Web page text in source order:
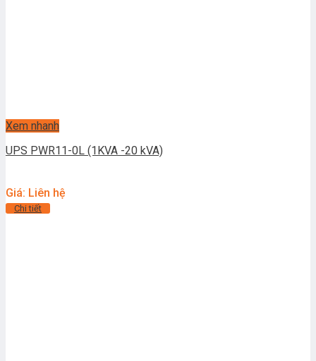
Xem nhanh
UPS PWR11-0L (1KVA -20 kVA)
Giá: Liên hệ
Chi tiết